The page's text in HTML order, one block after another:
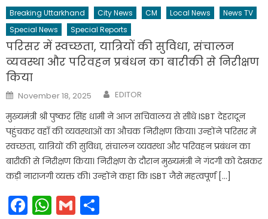
Breaking Uttarkhand City News CM Local News
News TV
Special News
Special Reports
परिसर में स्वच्छता, यात्रियों की सुविधा, संचालन
व्यवस्था और परिवहन प्रबंधन का बारीकी से निरीक्षण
किया
Posted
on
November 18, 2025 Author
EDITOR
मुख्यमंत्री श्री पुष्कर सिंह धामी ने आज सचिवालय से सीधे ISBT देहरादून
पहुंचकर वहाँ की व्यवस्थाओं का औचक निरीक्षण किया। उन्होंने परिसर में
स्वच्छता, यात्रियों की सुविधा, संचालन व्यवस्था और परिवहन प्रबंधन का
बारीकी से निरीक्षण किया। निरीक्षण के दौरान मुख्यमंत्री ने गंदगी को देखकर
कड़ी नाराजगी व्यक्त की। उन्होंने कहा कि ISBT जैसे महत्वपूर्ण […]
Facebook
WhatsApp
Gmail